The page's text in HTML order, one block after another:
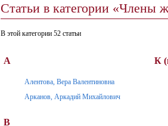
Статьи в категории
В этой категории 52 статьи
А
Алентова, Вера Валентиновна
Арканов, Аркадий Михайлович
В
К